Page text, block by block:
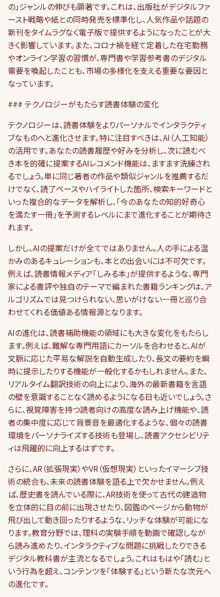
の」ジャンルの伸びも顕著です。これは、出版社がデジタルファ
ースト戦略や紙との同時発売を標準化し、人気作品や話題の
新刊をタイムラグなく電子版で提供するようになったことが大
きく影響しています。また、コロナ禍を経て定着した在宅勤務
やオンライン学習の習慣が、専門書や学習参考書のデジタル
需要を喚起したことも、市場の多様化を支える重要な要因と
なっています。
### テクノロジーがもたらす読書体験の変化
テクノロジーは、読書体験をよりパーソナルでインタラクティ
ブなものへと進化させます。特に注目すべきは、AI（人工知能）
の活用です。あなたの読書履歴や好みを分析し、次に読むべ
き本を的確に提案するAIレコメンド機能は、ますます洗練され
るでしょう。単に同じ著者の作品や類似ジャンルを推薦するだ
けでなく、読了ペースやハイライトした箇所、検索キーワードと
いった複合的なデータを解析し、「今のあなたの知的好奇心
を満たす一冊」を予測するレベルにまで進化することが期待さ
れます。
しかし、AIの提案だけが全てではありません。人の手による温
かみのあるキュレーションも、本との出会いには不可欠です。
例えば、読書情報メディア「しみる本」が提供するような、専門
家による書評や独自のテーマで編まれた書籍ランキングは、ア
ルゴリズムでは見つけられない、思いがけない一冊と巡り合
わせてくれる価値ある情報源となります。
AIの進化は、読書補助機能の領域にも大きな変化をもたらし
ます。例えば、難解な専門用語にカーソルを合わせると、AIが
文脈に応じた平易な解説を自動生成したり、長文の要約を瞬
時に提示したりする機能が一般化するかもしれません。また、
リアルタイム翻訳技術の向上により、海外の最新書籍を言語
の壁を意識することなく読めるようになる日も近いでしょう。さ
らに、視覚障害を持つ読者向けの高度な読み上げ機能や、読
者の集中度に応じて背景音を最適化するような、個々の読書
環境をパーソナライズする技術も登場し、読書アクセシビリテ
ィは飛躍的に向上するはずです。
さらに、AR（拡張現実）やVR（仮想現実）といったイマーシブ技
術の統合も、未来の読書体験を語る上で欠かせません。例え
ば、歴史書を読んでいる際に、AR技術を使って古代の建造物
を立体的に目の前に出現させたり、図鑑のページから動物が
飛び出して動き回ったりするような、リッチな体験が可能にな
ります。教育分野では、理科の実験手順を動画で確認しなが
ら読み進めたり、インタラクティブな問題に挑戦したりできる
デジタル教科書が主流となるでしょう。これはもはや「読む」と
いう行為を超え、コンテンツを「体験する」という新たな次元へ
の進化です。